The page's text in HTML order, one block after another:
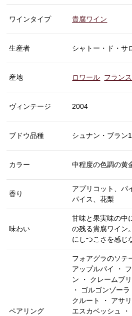
ワインタイプ 貴腐ワイン
生産者 シャトー・ド・サ
産地 ロワール フランス
ヴィンテージ 2004
ブドウ品種 シュナン・ブラン
カラー 中程度の色調の黄
香り
アプリコット、パ
パイス、花梨
味わい
甘味と果実味の中
の残る貴腐ワイン
にしつこさを感じ
ペアリング
フォアグラのソテ
アップルパイ ・
ン ・ クレームブ
・ ゴルゴンゾー
クルート ・ アサ
エスカベッシュ